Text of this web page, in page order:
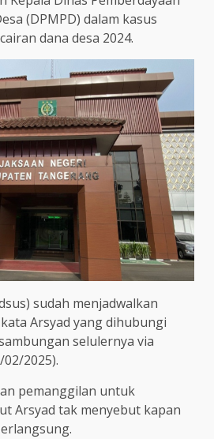
(DPMPD) dalam kasus
dana desa 2024.
sudah menjadwalkan
Arsyad yang dihubungi
selulernya via
2025).
pemanggilan untuk
Arsyad tak menyebut kapan